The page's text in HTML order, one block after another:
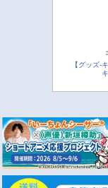
【グッズ-